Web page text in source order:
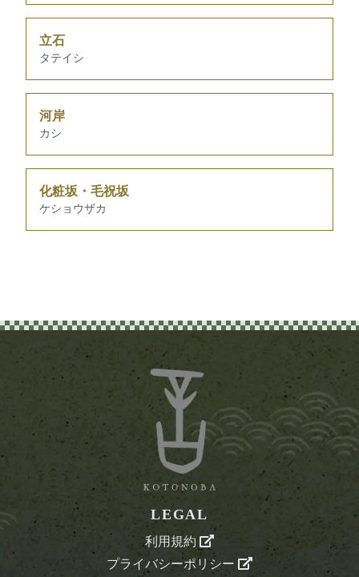
立石
タテイシ
河岸
カシ
化粧坂・毛祝坂
ケショウザカ
LEGAL
利用規約
プライバシーポリシー